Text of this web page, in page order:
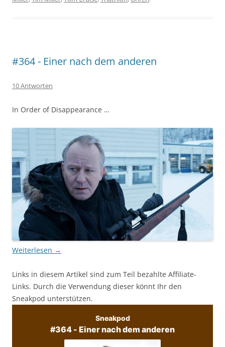
#364 - Einer nach dem anderen
10 Antworten
In Order of Disappearance …
Weiterlesen →
Links in diesem Artikel sind zum Teil bezahlte Affiliate-
Links. Durch die Verwendung dieser könnt Ihr den
Sneakpod unterstützen.